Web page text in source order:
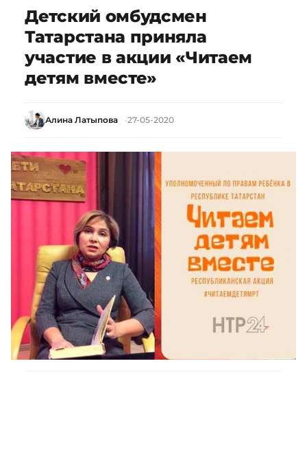
Детский омбудсмен
Татарстана приняла
участие в акции «Читаем
детям вместе»
Алина Латыпова 27-05-2020